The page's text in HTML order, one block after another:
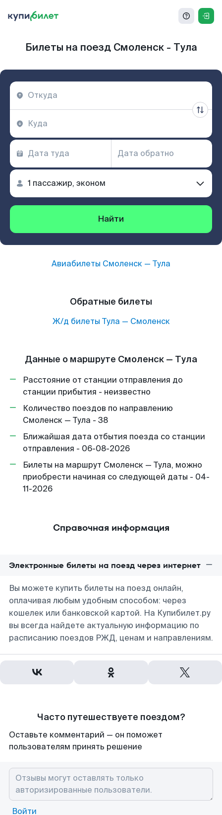
Билеты на поезд Смоленск - Тула
Найти
Авиабилеты Смоленск — Тула
Обратные билеты
Ж/д билеты Тула — Смоленск
Данные о маршруте Смоленск — Тула
Расстояние от станции отправления до
станции прибытия - неизвестно
Количество поездов по направлению
Смоленск — Тула - 38
Ближайшая дата отбытия поезда со станции
отправления - 06-08-2026
Билеты на маршрут Смоленск — Тула, можно
приобрести начиная со следующей даты - 04-
11-2026
Справочная информация
Электронные билеты на поезд через интернет
Вы можете купить билеты на поезд онлайн,
оплачивая любым удобным способом: через
кошелек или банковской картой. На Купибилет.ру
вы всегда найдете актуальную информацию по
расписанию поездов РЖД, ценам и направлениям.
Часто путешествуете поездом?
Оставьте комментарий — он поможет
пользователям принять решение
Войти